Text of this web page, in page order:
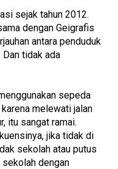
sejak tahun 2012.
dengan Geigrafis
antara penduduk
tidak ada
sepeda
melewati jalan
itu sangat ramai.
jika tidak di
sekolah atau putus
sekolah dengan